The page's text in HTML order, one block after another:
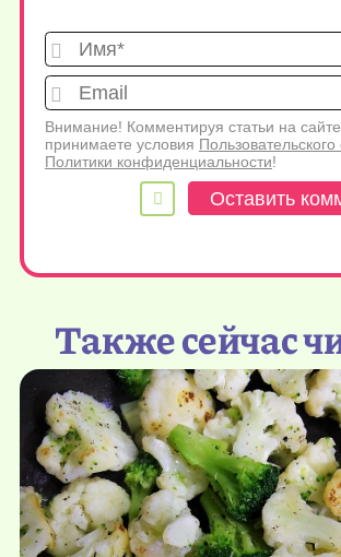
Внимание! Комментируя статьи на
принимаете условия
Политики конфиденциальности!
Также сейчас